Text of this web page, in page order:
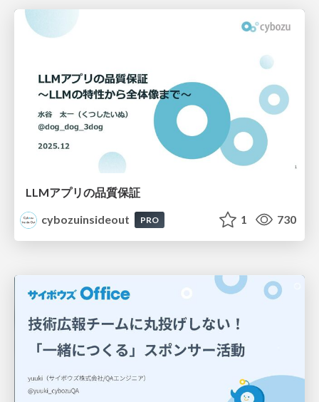
LLMアプリの品質保証
cybozuinsideout
PRO 1 730